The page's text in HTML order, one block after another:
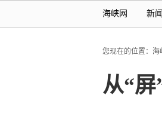
海峡网 新闻
您现在的位置： 海
从“